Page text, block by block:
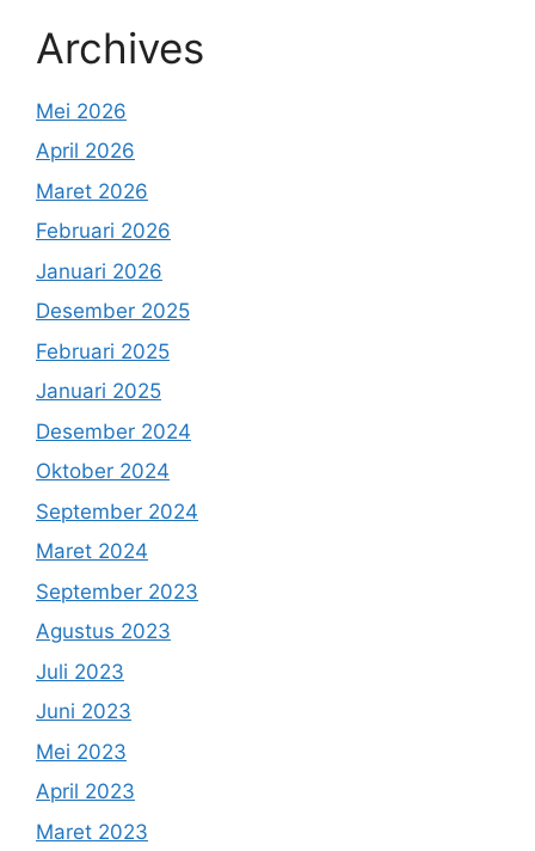
Archives
Mei 2026
April 2026
Maret 2026
Februari 2026
Januari 2026
Desember 2025
Februari 2025
Januari 2025
Desember 2024
Oktober 2024
September 2024
Maret 2024
September 2023
Agustus 2023
Juli 2023
Juni 2023
Mei 2023
April 2023
Maret 2023